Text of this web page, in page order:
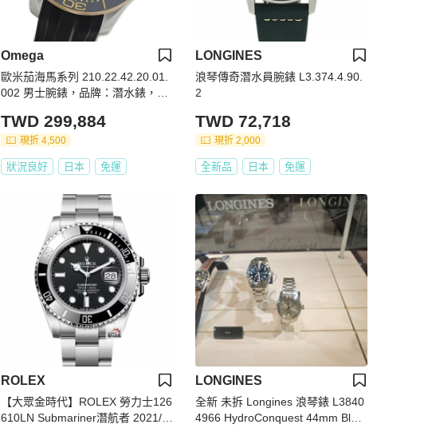
Omega
歐米茄海馬系列 210.22.42.20.01.
002 男士腕錶，品牌：潛水錶，30
芯，Sedna金材質，不銹鋼錶殼，
橡膠錶帶，透底錶背
TWD 299,884
現折 4,500
狀況良好 日本 免運
LONGINES
浪琴傳奇潛水員腕錶 L3.374.4.90.
2
TWD 72,718
現折 2,000
全新品 日本 免運
ROLEX
【大眾金時代】ROLEX 勞力士126
610LN Submariner潛航者 2021/0
LONGINES
全新 未拆 Longines 浪琴錶 L3840
4966 HydroConquest 44mm Blue